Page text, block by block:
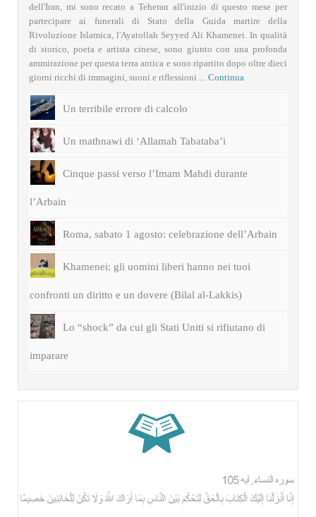
dell'Iran, mi sono recato a Teheran all'inizio di questo mese per
partecipare ai funerali di Stato della Guida martire della
Rivoluzione Islamica, l'Ayatollah Seyyed Ali Khamenei. In qualità
di storico, poeta e artista cinese, sono giunto con una profonda
ammirazione per questa terra antica e sono ripartito dopo oltre dieci
giorni ricchi di immagini, suoni e riflessioni ...
Continua
Un terribile errore di calcolo
Un mathnawi di ‘Allamah Tabataba’i
Cinque passi verso l’Imam Mahdi durante
l’Arbain
Roma, sabato 1 agosto: celebrazione dell’Arbain
Khamenei: gli uomini liberi hanno nei tuoi
confronti un diritto e un dovere (Bilal al-Lakkis)
Lo “shock” da cui gli Stati Uniti si rifiutano di
imparare